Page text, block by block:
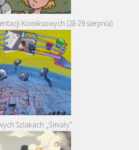
Komiksowych (28-29 sierpnia)
Szlakach „Śmiały”